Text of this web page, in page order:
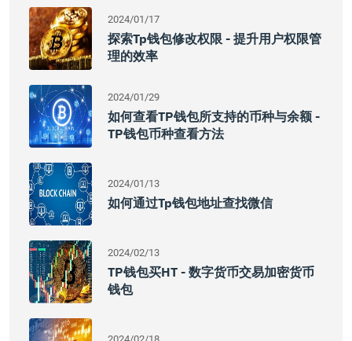
2024/01/17
探索tp钱包修改权限 - 提升用户权限管
理的效率
2024/01/29
如何查看TP钱包所支持的币种与余额 -
TP钱包币种查看方法
2024/01/13
如何通过tp钱包地址查找微信
2024/02/13
TP钱包买HT - 数字货币交易加密货币
钱包